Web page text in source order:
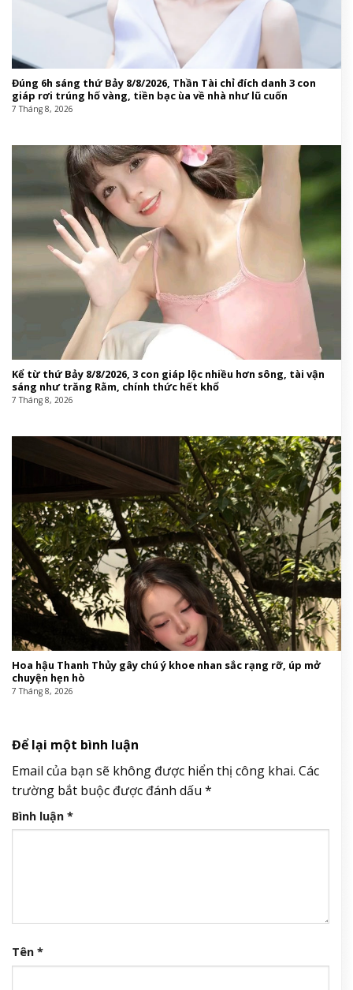
Đúng 6h sáng thứ Bảy 8/8/2026, Thần Tài chỉ đích danh 3 con
giáp rơi trúng hố vàng, tiền bạc ùa về nhà như lũ cuốn
7 Tháng 8, 2026
Kể từ thứ Bảy 8/8/2026, 3 con giáp lộc nhiều hơn sông, tài vận
sáng như trăng Rằm, chính thức hết khổ
7 Tháng 8, 2026
Hoa hậu Thanh Thủy gây chú ý khoe nhan sắc rạng rỡ, úp mở
chuyện hẹn hò
7 Tháng 8, 2026
Để lại một bình luận
Email của bạn sẽ không được hiển thị công khai. Các
trường bắt buộc được đánh dấu *
Bình luận *
Tên *